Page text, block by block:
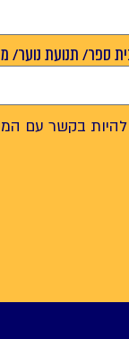
ספר/ תנועת נוער/
בקשר עם